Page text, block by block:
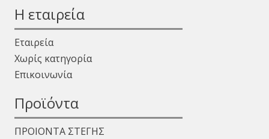
Η εταιρεία
Εταιρεία
Χωρίς κατηγορία
Επικοινωνία
Προϊόντα
ΠΡΟΙΟΝΤΑ ΣΤΕΓΗΣ